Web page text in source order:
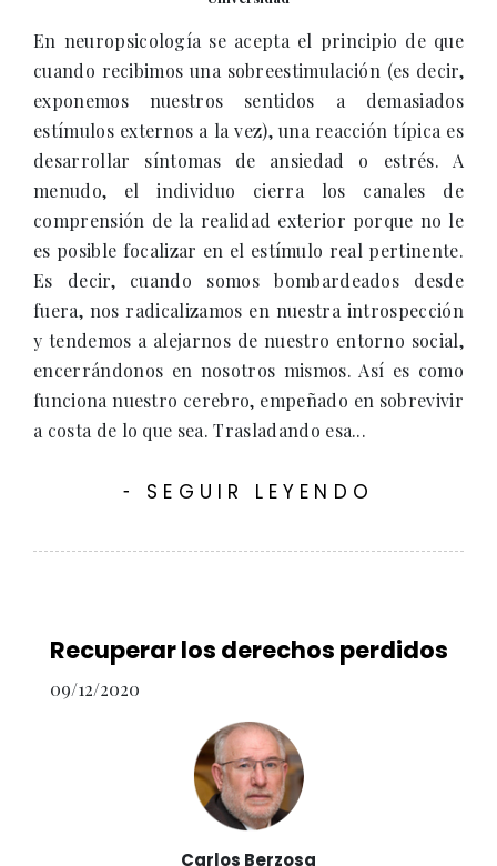
En neuropsicología se acepta el principio de que
cuando recibimos una sobreestimulación (es decir,
exponemos nuestros sentidos a demasiados
estímulos externos a la vez), una reacción típica es
desarrollar síntomas de ansiedad o estrés. A
menudo, el individuo cierra los canales de
comprensión de la realidad exterior porque no le
es posible focalizar en el estímulo real pertinente.
Es decir, cuando somos bombardeados desde
fuera, nos radicalizamos en nuestra introspección
y tendemos a alejarnos de nuestro entorno social,
encerrándonos en nosotros mismos. Así es como
funciona nuestro cerebro, empeñado en sobrevivir
a costa de lo que sea. Trasladando esa...
- SEGUIR LEYENDO
Recuperar los derechos perdidos
09/12/2020
Carlos Berzosa